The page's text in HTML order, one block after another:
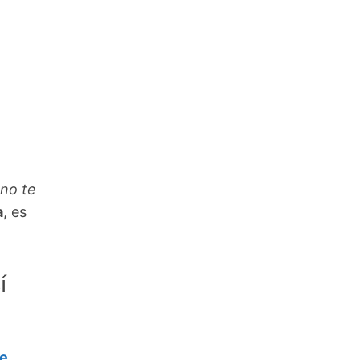
te
, es